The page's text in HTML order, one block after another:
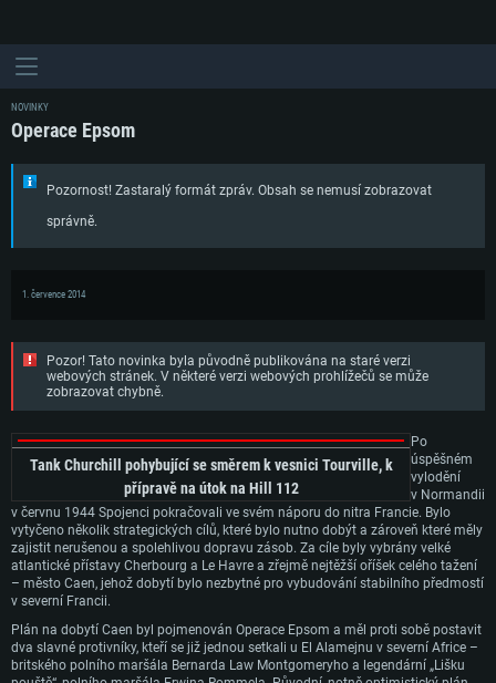
NOVINKY
Operace Epsom
Pozornost! Zastaralý formát zpráv. Obsah se nemusí zobrazovat
správně.
1. července 2014
Pozor! Tato novinka byla původně publikována na staré verzi
webových stránek. V některé verzi webových prohlížečů se může
zobrazovat chybně.
Tank Churchill pohybující se směrem k vesnici Tourville, k
přípravě na útok na Hill 112
Po
úspěšném
vylodění
v Normandii
v červnu 1944 Spojenci pokračovali ve svém náporu do nitra Francie. Bylo
vytyčeno několik strategických cílů, které bylo nutno dobýt a zároveň které měly
zajistit nerušenou a spolehlivou dopravu zásob. Za cíle byly vybrány velké
atlantické přístavy Cherbourg a Le Havre a zřejmě nejtěžší oříšek celého tažení
– město Caen, jehož dobytí bylo nezbytné pro vybudování stabilního předmostí
v severní Francii.
Plán na dobytí Caen byl pojmenován Operace Epsom a měl proti sobě postavit
dva slavné protivníky, kteří se již jednou setkali u El Alamejnu v severní Africe –
britského polního maršála Bernarda Law Montgomeryho a legendární „Lišku